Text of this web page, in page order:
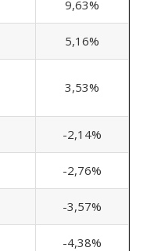
9,63%
5,16%
3,53%
-2,14%
-2,76%
-3,57%
-4,38%